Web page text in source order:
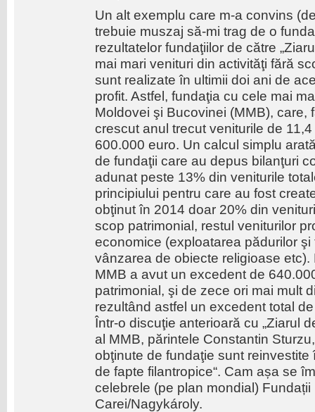
Un alt exemplu care m-a convins
trebuie muszaj să-mi trag de o
rezultatelor fundaţiilor de către
mai mari venituri din activităţi fără
sunt realizate în ultimii doi ani de
profit. Astfel, fundaţia cu cele mai
Moldovei şi Bucovinei (MMB), care,
crescut anul trecut veniturile de
600.000 euro. Un calcul simplu
de fundaţii care au depus bilanţuri
adunat peste 13% din veniturile
principiului pentru care au fost
obţinut în 2014 doar 20% din
scop patrimonial, restul veniturilor
economice (exploatarea pădurilor
vânzarea de obiecte religioase
MMB a avut un excedent de
patrimonial, şi de zece ori mai mult
rezultând astfel un excedent total
Într-o discuţie anterioară cu „Ziarul
al MMB, părintele Constantin
obţinute de fundaţie sunt reinvestite
de fapte filantropice“. Cam așa se
celebrele (pe plan mondial)
Carei/Nagykároly.